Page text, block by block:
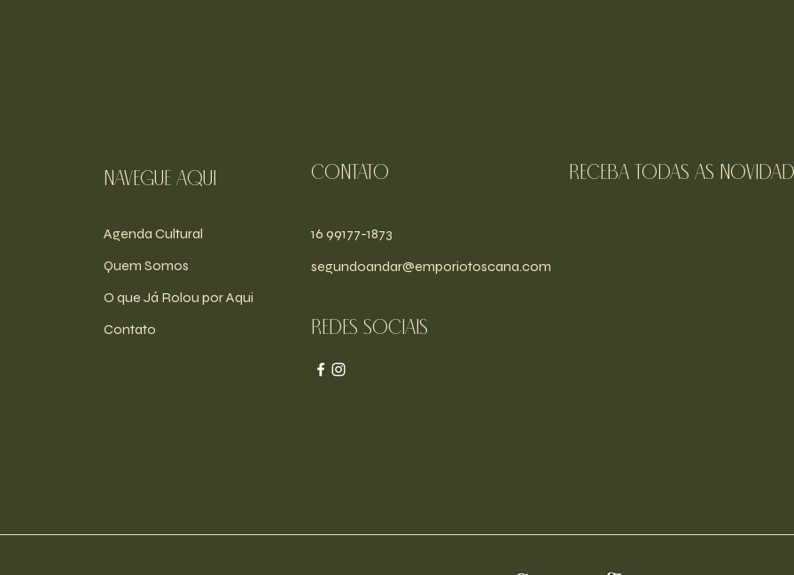
navegue aqui
Agenda Cultural
Quem Somos
O que Já Rolou por Aqui
Contato
Contato
16 99177-1873
segundoandar@emporiotoscana.com
Redes sociais
receba todas as